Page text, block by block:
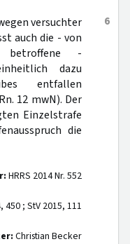
6
versuchter
auch die - von
betroffene -
dazu
entfallen
12 mwN). Der
Einzelstrafe
die
HRRS 2014 Nr. 552
450 ; StV 2015, 111
Christian Becker